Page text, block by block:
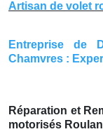
Artisan de volet
Entreprise de
Chamvres :
Réparation et
motorisés